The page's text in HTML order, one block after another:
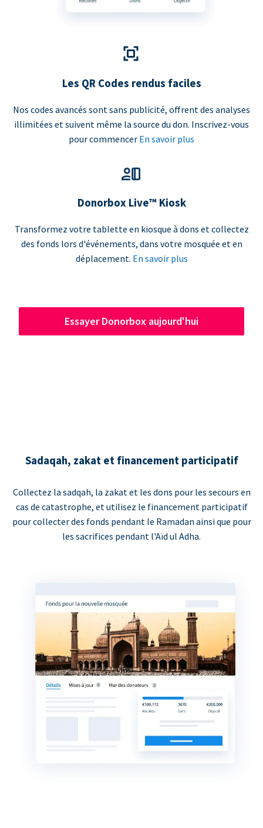
Les QR Codes rendus faciles
Nos codes avancés sont sans publicité, offrent des analyses
illimitées et suivent même la source du don. Inscrivez-vous
pour commencer En savoir plus
Donorbox Live™ Kiosk
Transformez votre tablette en kiosque à dons et collectez
des fonds lors d'événements, dans votre mosquée et en
déplacement. En savoir plus
Essayer Donorbox aujourd'hui
Sadaqah, zakat et financement participatif
Collectez la sadqah, la zakat et les dons pour les secours en
cas de catastrophe, et utilisez le financement participatif
pour collecter des fonds pendant le Ramadan ainsi que pour
les sacrifices pendant l'Aïd ul Adha.